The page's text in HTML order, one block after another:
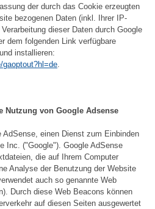
der durch das Cookie erzeugten
bezogenen Daten (inkl. Ihrer IP-
dieser Daten durch Google
dem folgenden Link verfügbare
installieren:
Nutzung von Google Adsense
AdSense, einen Dienst zum Einbinden
Inc. ("Google"). Google AdSense
die auf Ihrem Computer
Analyse der Benutzung der Website
auch so genannte Web
Durch diese Web Beacons können
auf diesen Seiten ausgewertet